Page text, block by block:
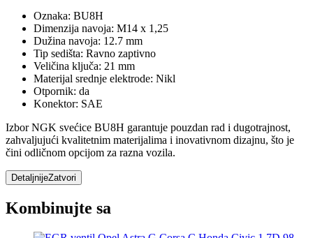
Oznaka: BU8H
Dimenzija navoja: M14 x 1,25
Dužina navoja: 12.7 mm
Tip sedišta: Ravno zaptivno
Veličina ključa: 21 mm
Materijal srednje elektrode: Nikl
Otpornik: da
Konektor: SAE
Izbor NGK svećice BU8H garantuje pouzdan rad i dugotrajnost,
zahvaljujući kvalitetnim materijalima i inovativnom dizajnu, što je
čini odličnom opcijom za razna vozila.
DetaljnijeZatvori
Kombinujte sa